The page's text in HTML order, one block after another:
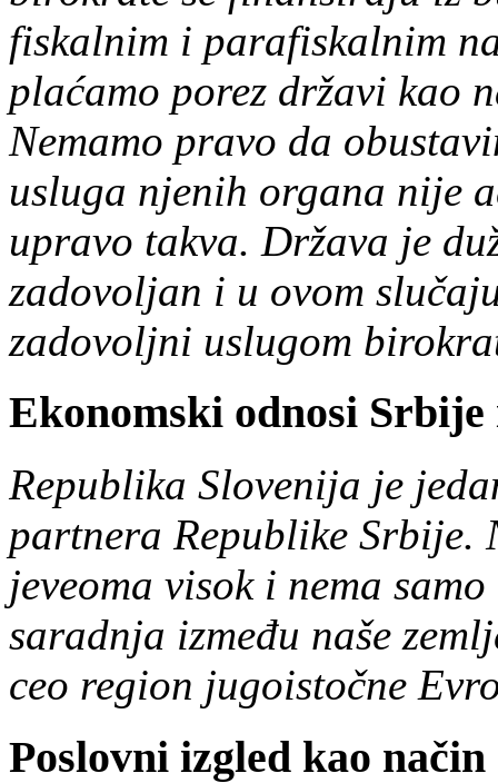
fiskalnim i parafiskalnim
plaćamo porez državi kao
Nemamo pravo da
usluga njenih organa nije
upravo takva. Država je
zadovoljan i u ovom
zadovoljni uslugom
Ekonomski odnosi Srbije
Republika Slovenija je
partnera Republike Srbije.
jeveoma visok i nema
saradnja između naše
ceo region jugoistočne
Poslovni izgled kao